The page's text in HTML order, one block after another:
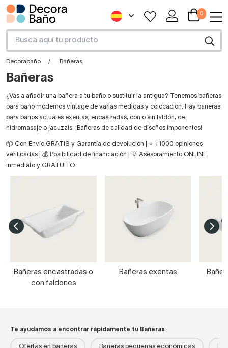
0
Decorabaño Bañeras
Bañeras
¿Vas a añadir una bañera a tu baño o sustituir la antigua? Tenemos bañeras
para baño modernos vintage de varias medidas y colocación. Hay bañeras
para baños actuales exentas, encastradas, con o sin faldón, de
hidromasaje o jacuzzis. ¡Bañeras de calidad de diseños imponentes!
📦 Con Envío GRATIS y Garantía de devolución | ⭐ +1000 opiniones
verificadas | 💰 Posibilidad de financiación | 💡 Asesoramiento ONLINE
inmediato y GRATUITO
Bañeras encastradas o
con faldones
Bañeras exentas
Te ayudamos a encontrar rápidamente tu Bañeras